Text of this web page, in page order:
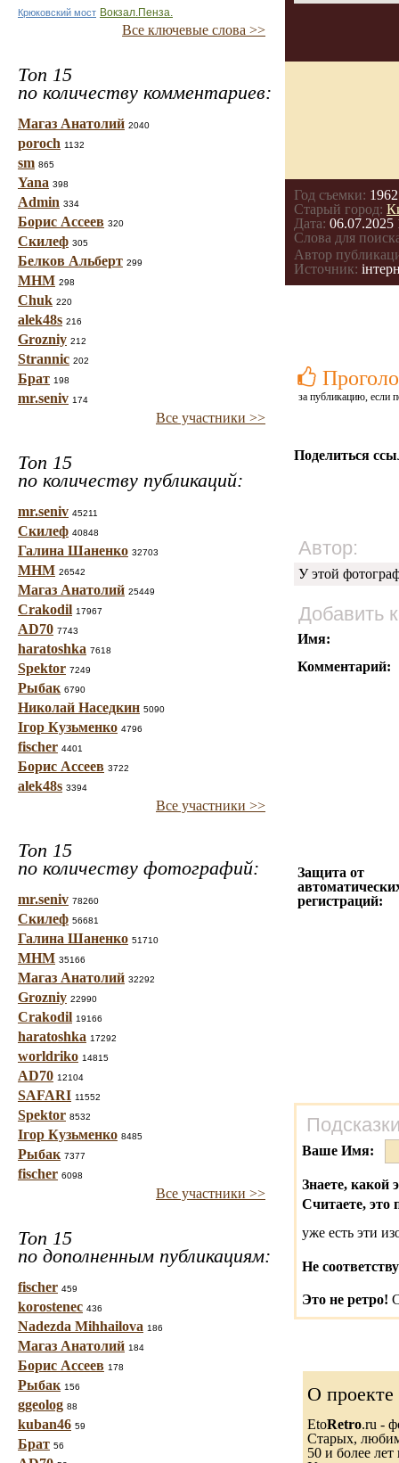
Крюковский мост Вокзал.Пенза.
Все ключевые слова >>
Топ 15
по количеству комментариев:
Магаз Анатолий 2040
poroch 1132
sm 865
Yana 398
Admin 334
Борис Ассеев 320
Скилеф 305
Белков Альберт 299
МНМ 298
Chuk 220
alek48s 216
Grozniy 212
Strannic 202
Брат 198
mr.seniv 174
Все участники >>
Топ 15
по количеству публикаций:
mr.seniv 45211
Скилеф 40848
Галина Шаненко 32703
МНМ 26542
Магаз Анатолий 25449
Crakodil 17967
AD70 7743
haratoshka 7618
Spektor 7249
Рыбак 6790
Николай Наседкин 5090
Ігор Кузьменко 4796
fischer 4401
Борис Ассеев 3722
alek48s 3394
Все участники >>
Топ 15
по количеству фотографий:
mr.seniv 78260
Скилеф 56681
Галина Шаненко 51710
МНМ 35166
Магаз Анатолий 32292
Grozniy 22990
Crakodil 19166
haratoshka 17292
worldriko 14815
AD70 12104
SAFARI 11552
Spektor 8532
Ігор Кузьменко 8485
Рыбак 7377
fischer 6098
Все участники >>
Топ 15
по дополненным публикациям:
fischer 459
korostenec 436
Nadezda Mihhailova 186
Магаз Анатолий 184
Борис Ассеев 178
Рыбак 156
ggeolog 88
kuban46 59
Брат 56
Год съемки: 1962
Старый город:
Дата: 06.07.2025
Слова для
Автор
Источник:
за публикацию, если
Поделиться
Автор:
У этой
Добавить
Имя:
Комментарий:
Защита от
регистраций:
Ваше Имя:
Знаете, какой
Считаете, это
уже есть эти
Не
Это не ретро!
О проекте
EtoRetro.ru -
Старых,
50 и более лет